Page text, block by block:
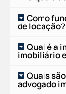
Como
de locação?
Qual é a
imobiliário
Quais
advogado